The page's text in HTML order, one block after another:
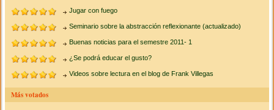
Jugar con fuego
Seminario sobre la abstracción reflexionante (actualizado)
Buenas noticias para el semestre 2011- 1
¿Se podrá educar el gusto?
Videos sobre lectura en el blog de Frank Villegas
Más votados